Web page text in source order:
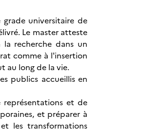
universitaire de
Le master atteste
recherche dans un
comme à l'insertion
au long de la vie.
publics accueillis en
et de
et préparer à
les transformations